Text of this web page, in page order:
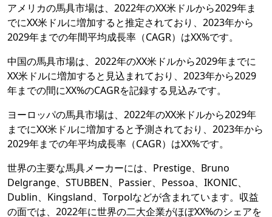
アメリカの馬具市場は、2022年のXX米ドルから2029年ま
でにXX米ドルに増加すると推定されており、2023年から
2029年までの年間平均成長率（CAGR）はXX%です。
中国の馬具市場は、2022年のXX米ドルから2029年までに
XX米ドルに増加すると見込まれており、2023年から2029
年までの間にXX%のCAGRを記録する見込みです。
ヨーロッパの馬具市場は、2022年のXX米ドルから2029年
までにXX米ドルに増加すると予測されており、2023年から
2029年までの年平均成長率（CAGR）はXX%です。
世界の主要な馬具メーカーには、Prestige、Bruno
Delgrange、STUBBEN、Passier、Pessoa、IKONIC、
Dublin、Kingsland、Torpolなどが含まれています。収益
の面では、2022年に世界の二大企業がほぼXX%のシェアを